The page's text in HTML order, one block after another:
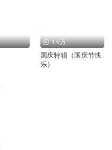
1.6万
国庆特辑（国庆节快
乐）